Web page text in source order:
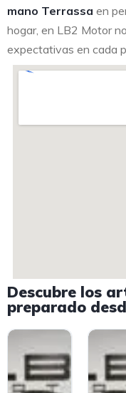
mano Terrassa en
hogar, en LB2 Motor
expectativas en cada
Descubre los
preparado